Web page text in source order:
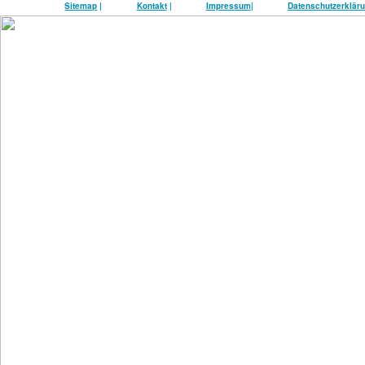
Sitemap | Kontakt| Impressum|